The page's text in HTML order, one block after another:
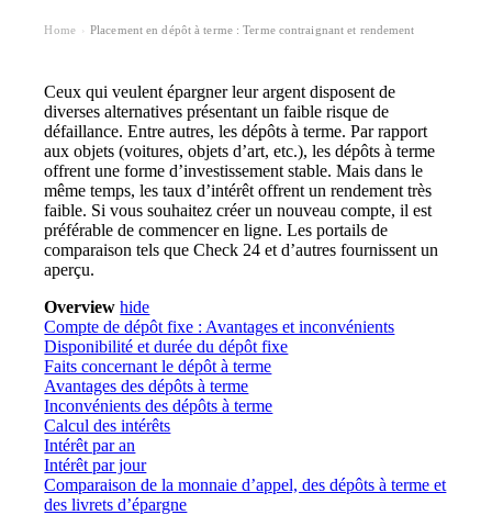
Home Placement en dépôt à terme : Terme contraignant et rendement
Ceux qui veulent épargner leur argent disposent de
diverses alternatives présentant un faible risque de
défaillance. Entre autres, les dépôts à terme. Par rapport
aux objets (voitures, objets d’art, etc.), les dépôts à terme
offrent une forme d’investissement stable. Mais dans le
même temps, les taux d’intérêt offrent un rendement très
faible. Si vous souhaitez créer un nouveau compte, il est
préférable de commencer en ligne. Les portails de
comparaison tels que Check 24 et d’autres fournissent un
aperçu.
Overview hide
Compte de dépôt fixe : Avantages et inconvénients
Disponibilité et durée du dépôt fixe
Faits concernant le dépôt à terme
Avantages des dépôts à terme
Inconvénients des dépôts à terme
Calcul des intérêts
Intérêt par an
Intérêt par jour
Comparaison de la monnaie d’appel, des dépôts à terme et
des livrets d’épargne